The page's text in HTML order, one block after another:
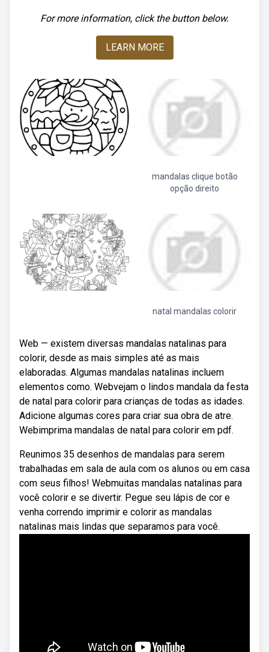
For more information, click the button below.
LEARN MORE
mandalas clique botão
opção direito
natal mandalas colorir
Web — existem diversas mandalas natalinas para
colorir, desde as mais simples até as mais
elaboradas. Algumas mandalas natalinas incluem
elementos como. Webvejam o lindos mandala da festa
de natal para colorir para crianças de todas as idades.
Adicione algumas cores para criar sua obra de atre.
Webimprima mandalas de natal para colorir em pdf.
Reunimos 35 desenhos de mandalas para serem
trabalhadas em sala de aula com os alunos ou em casa
com seus filhos! Webmuitas mandalas natalinas para
você colorir e se divertir. Pegue seu lápis de cor e
venha correndo imprimir e colorir as mandalas
natalinas mais lindas que separamos para você.